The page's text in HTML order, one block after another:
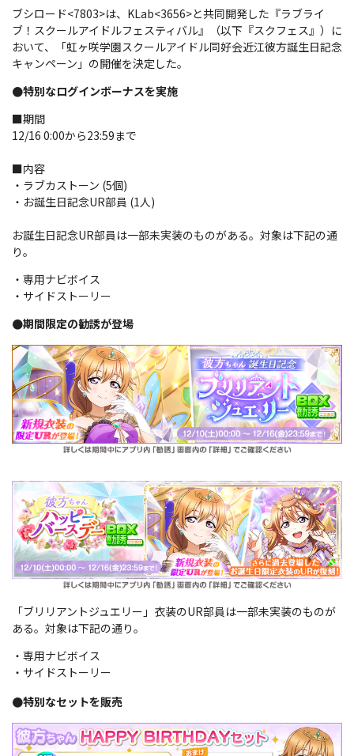
ブシロード<7803>は、KLab<3656>と共同開発した『ラブライ
ブ！スクールアイドルフェスティバル』（以下『スクフェス』）に
おいて、「虹ヶ咲学園スクールアイドル同好会近江彼方誕生日記念
キャンペーン」の開催を決定した。
●特別なログインボーナスを実施
■期間
12/16 0:00から23:59まで
■内容
・ラブカストーン (5個)
・お誕生日記念UR部員 (1人)
お誕生日記念UR部員は一部未実装のものがある。 対象は下記の通
り。
・専用ナビボイス
・サイドストーリー
●期間限定の勧誘が登場
「ブリリアントジュエリー」衣装のUR部員は一部未実装のものが
ある。 対象は下記の通り。
・専用ナビボイス
・サイドストーリー
●特別なセットを販売